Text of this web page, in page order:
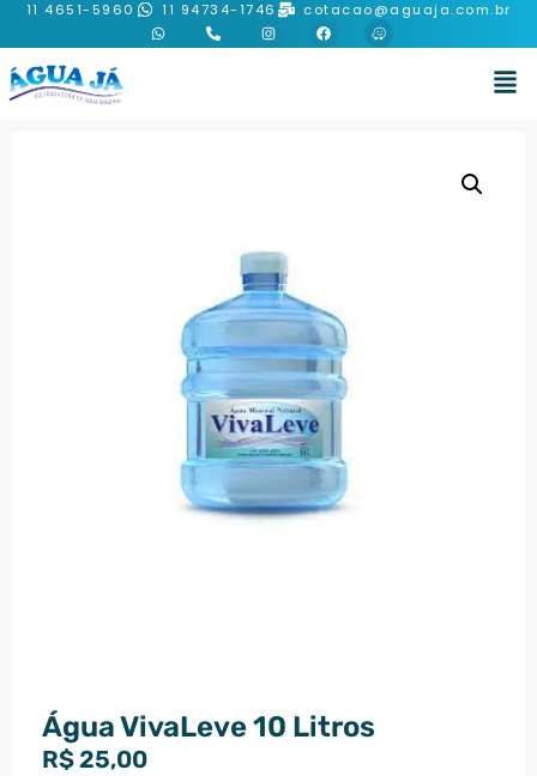
11 4651-5960 11 94734-1746 cotacao@aguaja.com.br
Água VivaLeve 10 Litros
R$25,00